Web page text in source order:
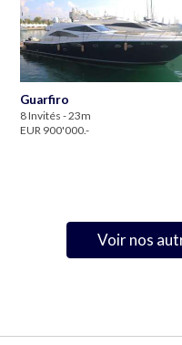
Guarfiro
8 Invités - 23m
EUR 900'000.-
Voir nos